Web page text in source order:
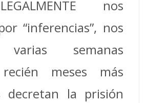
nos
“inferencias”, nos
varias semanas
recién meses más
decretan la prisión